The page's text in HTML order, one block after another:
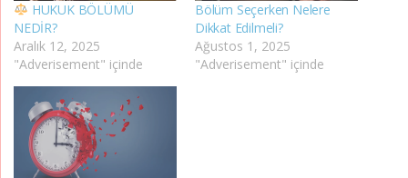
HUKUK BÖLÜMÜ
NEDİR?
Aralık 12, 2025
"Adverisement" içinde
Bölüm Seçerken Nelere
Dikkat Edilmeli?
Ağustos 1, 2025
"Adverisement" içinde